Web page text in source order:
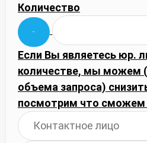
Количество
Если Вы являетесь юр.
количестве, мы можем
объема запроса)
посмотрим что